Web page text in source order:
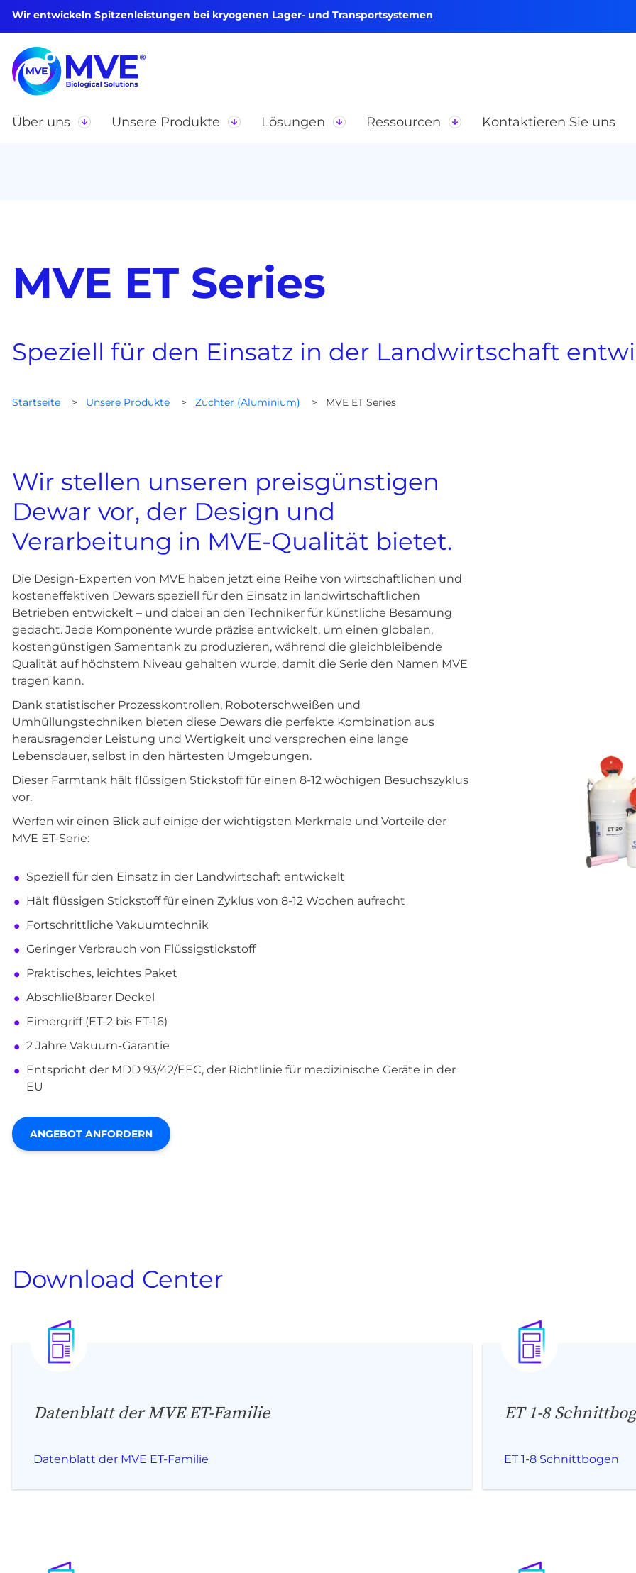
Wir entwickeln Spitzenleistungen bei kryogenen Lager- und Transportsystemen
Über uns Unsere Produkte Lösungen Ressourcen Kontaktieren Sie uns
MVE ET Series
Speziell für den Einsatz in der Landwirtschaft
Startseite > Unsere Produkte > Züchter (Aluminium) > MVE ET Series
Wir stellen unseren preisgünstigen
Dewar vor, der Design und
Verarbeitung in MVE-Qualität bietet.
Die Design-Experten von MVE haben jetzt eine Reihe von wirtschaftlichen und
kosteneffektiven Dewars speziell für den Einsatz in landwirtschaftlichen
Betrieben entwickelt – und dabei an den Techniker für künstliche Besamung
gedacht. Jede Komponente wurde präzise entwickelt, um einen globalen,
kostengünstigen Samentank zu produzieren, während die gleichbleibende
Qualität auf höchstem Niveau gehalten wurde, damit die Serie den Namen MVE
tragen kann.
Dank statistischer Prozesskontrollen, Roboterschweißen und
Umhüllungstechniken bieten diese Dewars die perfekte Kombination aus
herausragender Leistung und Wertigkeit und versprechen eine lange
Lebensdauer, selbst in den härtesten Umgebungen.
Dieser Farmtank hält flüssigen Stickstoff für einen 8-12 wöchigen Besuchszyklus
vor.
Werfen wir einen Blick auf einige der wichtigsten Merkmale und Vorteile der
MVE ET-Serie:
Speziell für den Einsatz in der Landwirtschaft entwickelt
Hält flüssigen Stickstoff für einen Zyklus von 8-12 Wochen aufrecht
Fortschrittliche Vakuumtechnik
Geringer Verbrauch von Flüssigstickstoff
Praktisches, leichtes Paket
Abschließbarer Deckel
Eimergriff (ET-2 bis ET-16)
2 Jahre Vakuum-Garantie
Entspricht der MDD 93/42/EEC, der Richtlinie für medizinische Geräte in der
EU
ANGEBOT ANFORDERN
Download Center
Datenblatt der MVE ET-Familie
Datenblatt der MVE ET-Familie
ET 1-8
ET 1-8 Schnittbogen